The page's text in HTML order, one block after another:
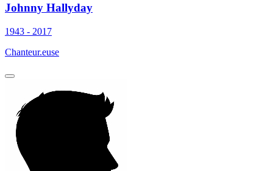
Johnny Hallyday
1943 - 2017
Chanteur.euse